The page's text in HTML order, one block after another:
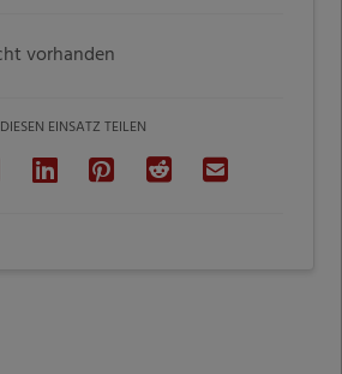
vorhanden
DIESEN EINSATZ TEILEN